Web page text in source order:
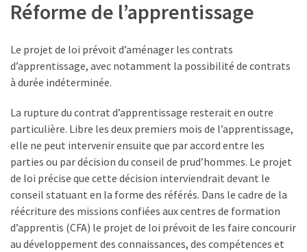
Réforme de l’apprentissage
Le projet de loi prévoit d’aménager les contrats
d’apprentissage, avec notamment la possibilité de contrats
à durée indéterminée.
La rupture du contrat d’apprentissage resterait en outre
particulière. Libre les deux premiers mois de l’apprentissage,
elle ne peut intervenir ensuite que par accord entre les
parties ou par décision du conseil de prud’hommes. Le projet
de loi précise que cette décision interviendrait devant le
conseil statuant en la forme des référés. Dans le cadre de la
réécriture des missions confiées aux centres de formation
d’apprentis (CFA) le projet de loi prévoit de les faire concourir
au développement des connaissances, des compétences et